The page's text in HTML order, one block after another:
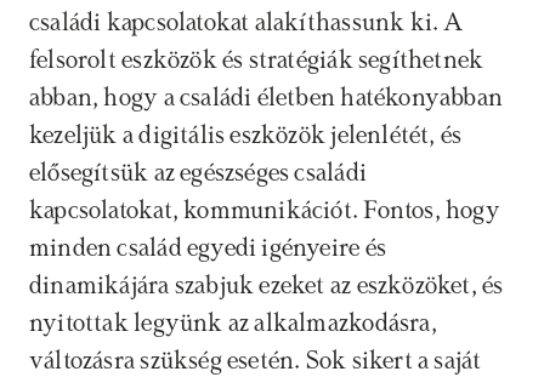
családi kapcsolatokat alakíthassunk ki. A
felsorolt eszközök és stratégiák segíthetnek
abban, hogy a családi életben hatékonyabban
kezeljük a digitális eszközök jelenlétét, és
elősegítsük az egészséges családi
kapcsolatokat, kommunikációt. Fontos, hogy
minden család egyedi igényeire és
dinamikájára szabjuk ezeket az eszközöket, és
nyitottak legyünk az alkalmazkodásra,
változásra szükség esetén. Sok sikert a saját